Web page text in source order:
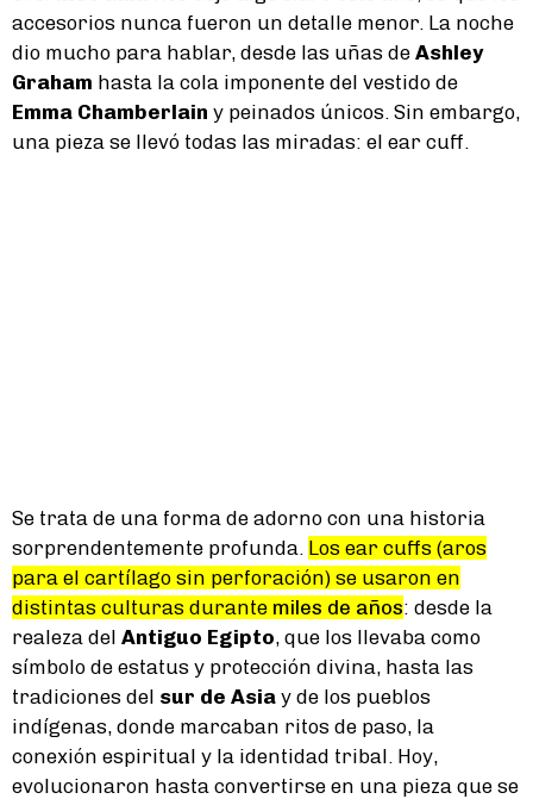
accesorios nunca fueron un detalle menor. La noche
dio mucho para hablar, desde las uñas de Ashley
Graham hasta la cola imponente del vestido de
Emma Chamberlain y peinados únicos. Sin embargo,
una pieza se llevó todas las miradas: el ear cuff.
Se trata de una forma de adorno con una historia
sorprendentemente profunda. Los ear cuffs (aros
para el cartílago sin perforación) se usaron en
distintas culturas durante miles de años: desde la
realeza del Antiguo Egipto, que los llevaba como
símbolo de estatus y protección divina, hasta las
tradiciones del sur de Asia y de los pueblos
indígenas, donde marcaban ritos de paso, la
conexión espiritual y la identidad tribal. Hoy,
evolucionaron hasta convertirse en una pieza que se